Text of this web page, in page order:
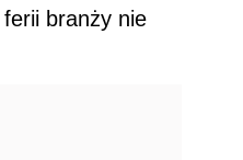
branży nie